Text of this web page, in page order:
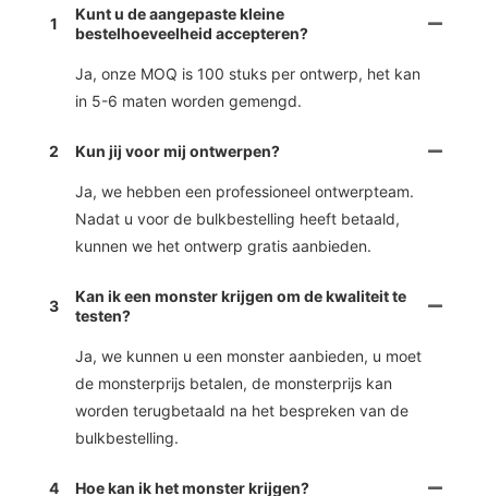
1
Kunt u de aangepaste kleine
bestelhoeveelheid accepteren?
Ja, onze MOQ is 100 stuks per ontwerp, het kan
in 5-6 maten worden gemengd.
2 Kun jij voor mij ontwerpen?
Ja, we hebben een professioneel ontwerpteam.
Nadat u voor de bulkbestelling heeft betaald,
kunnen we het ontwerp gratis aanbieden.
3
Kan ik een monster krijgen om de kwaliteit te
testen?
Ja, we kunnen u een monster aanbieden, u moet
de monsterprijs betalen, de monsterprijs kan
worden terugbetaald na het bespreken van de
bulkbestelling.
4 Hoe kan ik het monster krijgen?